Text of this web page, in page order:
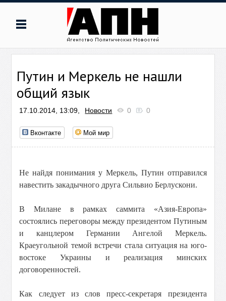
Путин и Меркель не нашли
общий язык
17.10.2014, 13:09, Новости 0 0
Вконтакте Мой мир
Не найдя понимания у Меркель, Путин отправился
навестить закадычного друга Сильвио Берлускони.
В Милане в рамках саммита «Азия-Европа»
состоялись переговоры между президентом Путиным
и канцлером Германии Ангелой Меркель.
Краеугольной темой встречи стала ситуация на юго-
востоке Украины и реализация минских
договоренностей.
Как следует из слов пресс-секретаря президента